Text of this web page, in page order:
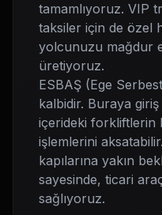
tamamlıyoruz. VIP
taksiler için de özel
yolcunuzu mağdur
üretiyoruz.
ESBAŞ (Ege
kalbidir. Buraya
içerideki forkliftlerin
işlemlerini
kapılarına yakın
sayesinde, ticari
sağlıyoruz.